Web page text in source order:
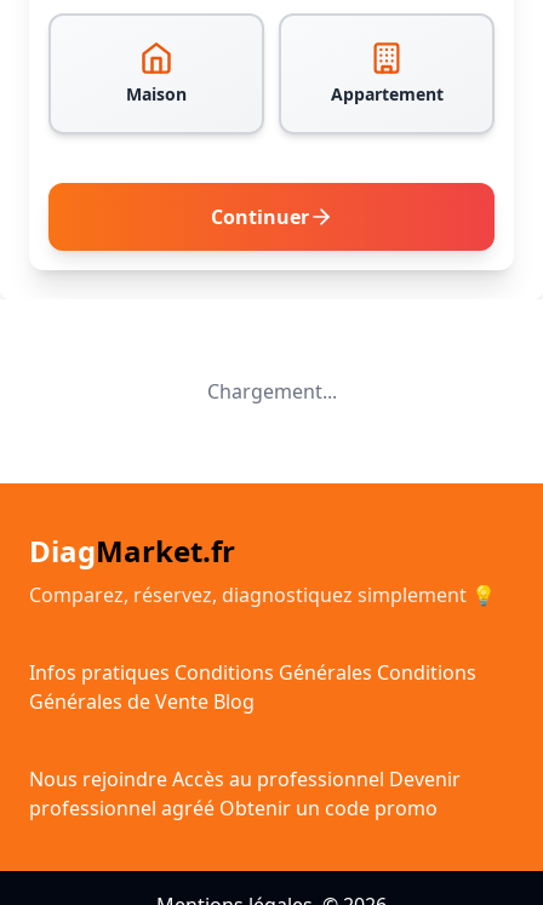
Maison Appartement
Continuer
Chargement...
DiagMarket.fr
Comparez, réservez, diagnostiquez simplement 💡
Infos pratiques Conditions Générales Conditions
Générales de Vente Blog
Nous rejoindreAccès au professionnel Devenir
professionnel agréé Obtenir un code promo